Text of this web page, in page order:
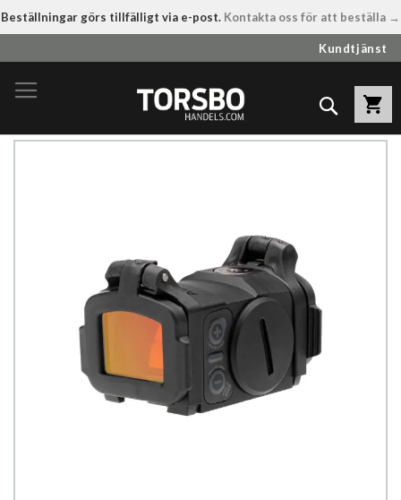
Beställningar görs tillfälligt via e-post. Kontakta oss för att beställa →
till
innehållet
Kundtjänst
Sök